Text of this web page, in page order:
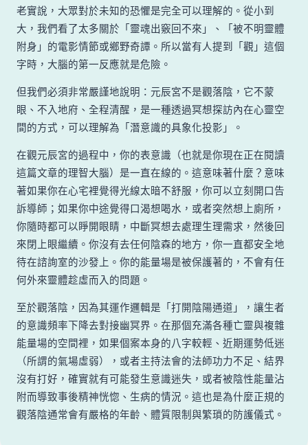
老實說，大眾對於未知的恐懼是完全可以理解的。從小到
大，我們看了太多關於「靈魂出竅回不來」、「被不明靈體
附身」的電影情節或鄉野奇譚。所以當有人提到「觀」這個
字時，大腦的第一反應就是危險。
但我們必須非常嚴謹地說明：元辰宮不是觀落陰，它不蒙
眼、不入地府、全程清醒，是一種透過冥想探訪內在心靈空
間的方式，可以理解為「潛意識的具象化投影」。
在觀元辰宮的過程中，你的表意識（也就是你現在正在閱讀
這篇文章的理智大腦）是一直在線的。這意味著什麼？意味
著如果你在心宅裡覺得光線太暗不舒服，你可以立刻開口告
訴導師；如果你中途覺得口渴想喝水，或者突然想上廁所，
你隨時都可以睜開眼睛，中斷冥想去處理生理需求，然後回
來閉上眼繼續。你沒有去任何陰森的地方，你一直都安全地
待在諮詢室的沙發上。你的能量場是被保護著的，不會有任
何外來靈體趁虛而入的問題。
至於觀落陰，因為其運作邏輯是「打開陰陽通道」，讓生者
的意識頻率下降去對接幽冥界。在那個充滿各種亡靈與複雜
能量場的空間裡，如果個案本身的八字較輕、近期運勢低迷
（所謂的氣場虛弱），或者主持法會的法師功力不足、結界
沒有打好，確實就有可能發生意識迷失，或者被陰性能量沾
附而導致事後精神恍惚、生病的情況。這也是為什麼正規的
觀落陰通常會有嚴格的年齡、體質限制與繁瑣的防護儀式。